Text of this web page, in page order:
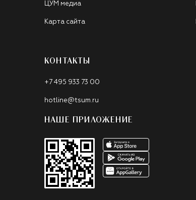
ЦУМ медиа
Карта сайта
КОНТАКТЫ
+7 495 933 73 00
hotline@tsum.ru
НАШЕ ПРИЛОЖЕНИЕ